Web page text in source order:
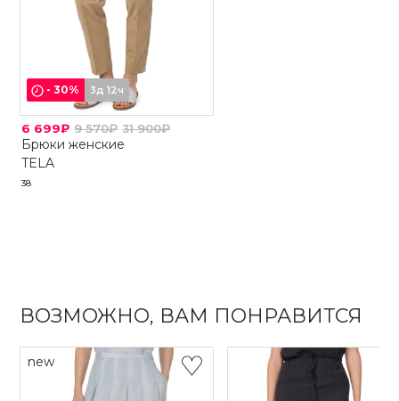
-30% 3д 12ч
6 699₽ 9 570₽ 31 900₽
Брюки женские
TELA
38
ВОЗМОЖНО, ВАМ ПОНРАВИТСЯ
new